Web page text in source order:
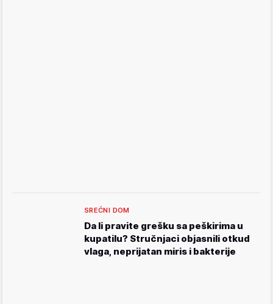
SREĆNI DOM
Da li pravite grešku sa peškirima u
kupatilu? Stručnjaci objasnili otkud
vlaga, neprijatan miris i bakterije